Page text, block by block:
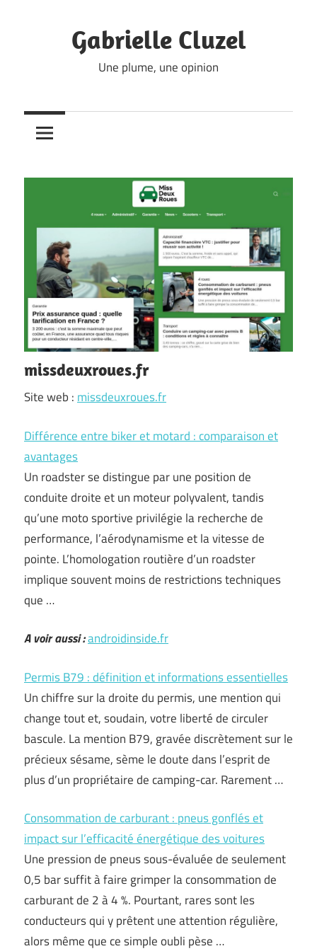
Gabrielle Cluzel
Une plume, une opinion
missdeuxroues.fr
Site web : missdeuxroues.fr
Différence entre biker et motard : comparaison et
avantages
Un roadster se distingue par une position de
conduite droite et un moteur polyvalent, tandis
qu’une moto sportive privilégie la recherche de
performance, l’aérodynamisme et la vitesse de
pointe. L’homologation routière d’un roadster
implique souvent moins de restrictions techniques
que …
A voir aussi :androidinside.fr
Permis B79 : définition et informations essentielles
Un chiffre sur la droite du permis, une mention qui
change tout et, soudain, votre liberté de circuler
bascule. La mention B79, gravée discrètement sur le
précieux sésame, sème le doute dans l’esprit de
plus d’un propriétaire de camping-car. Rarement …
Consommation de carburant : pneus gonflés et
impact sur l’efficacité énergétique des voitures
Une pression de pneus sous-évaluée de seulement
0,5 bar suffit à faire grimper la consommation de
carburant de 2 à 4 %. Pourtant, rares sont les
conducteurs qui y prêtent une attention régulière,
alors même que ce simple oubli pèse …